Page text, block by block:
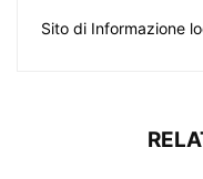
Sito di Informazione